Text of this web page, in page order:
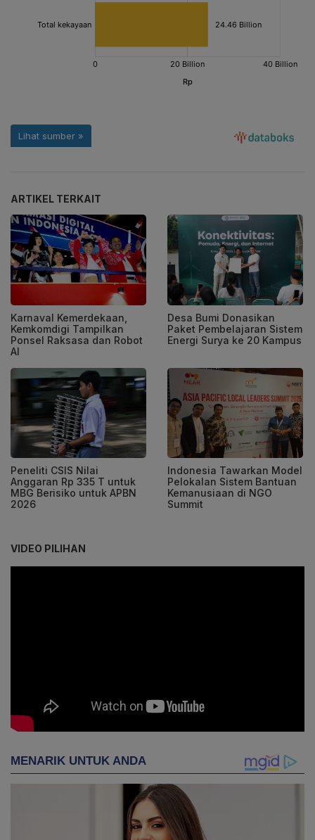
ARTIKEL TERKAIT
Karnaval Kemerdekaan,
Kemkomdigi Tampilkan
Ponsel Raksasa dan Robot
AI
Desa Bumi Donasikan
Paket Pembelajaran Sistem
Energi Surya ke 20 Kampus
Peneliti CSIS Nilai
Anggaran Rp 335 T untuk
MBG Berisiko untuk APBN
2026
Indonesia Tawarkan Model
Pelokalan Sistem Bantuan
Kemanusiaan di NGO
Summit
VIDEO PILIHAN